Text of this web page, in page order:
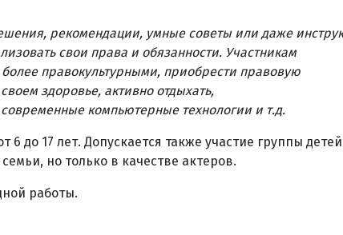
рекомендации, умные советы или даже
свои права и обязанности. Участникам
более правокультурными, приобрести правовую
здоровье, активно отдыхать,
компьютерные технологии и т.д.
6 до 17 лет. Допускается также участие группы
но только в качестве актеров.
работы.